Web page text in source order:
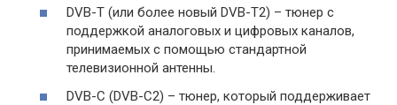
DVB-T (или более новый DVB-T2) – тюнер с
поддержкой аналоговых и цифровых каналов,
принимаемых с помощью стандартной
телевизионной антенны.
DVB-C (DVB-C2) – тюнер, который поддерживает